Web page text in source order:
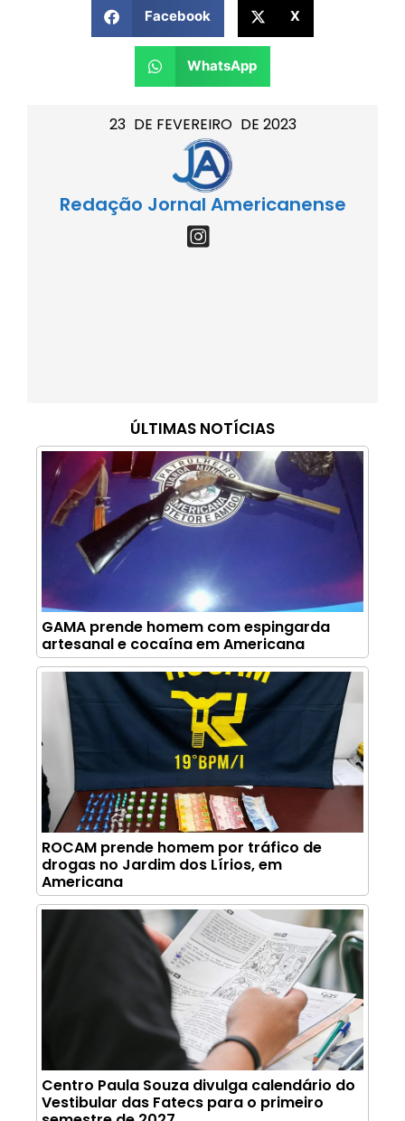
23 DE FEVEREIRO DE 2023
Redação Jornal Americanense
ÚLTIMAS NOTÍCIAS
GAMA prende homem com espingarda
artesanal e cocaína em Americana
ROCAM prende homem por tráfico de
drogas no Jardim dos Lírios, em
Americana
Centro Paula Souza divulga calendário do
Vestibular das Fatecs para o primeiro
Facebook X
WhatsApp